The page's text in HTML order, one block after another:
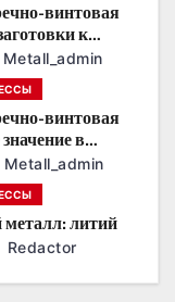
винтовая
к
детали
Metall_admin
винтовая
в
Metall_admin
литий
Redactor